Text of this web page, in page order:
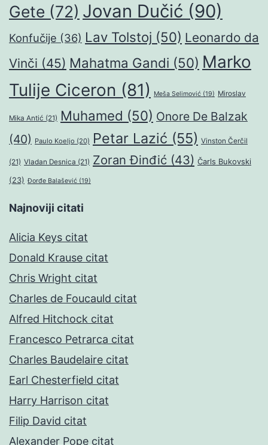
Gete (72) Jovan Dučić (90)
Konfučije (36) Lav Tolstoj (50) Leonardo da
Vinči (45) Mahatma Gandi (50) Marko
Tulije Ciceron (81) Meša Selimović (19) Miroslav
Mika Antić (21) Muhamed (50) Onore De Balzak
(40) Paulo Koeljo (20) Petar Lazić (55) Vinston Čerčil
(21) Vladan Desnica (21) Zoran Đinđić (43) Čarls Bukovski
(23) Đorđe Balašević (19)
Najnoviji citati
Alicia Keys citat
Donald Krause citat
Chris Wright citat
Charles de Foucauld citat
Alfred Hitchock citat
Francesco Petrarca citat
Charles Baudelaire citat
Earl Chesterfield citat
Harry Harrison citat
Filip David citat
Alexander Pope citat